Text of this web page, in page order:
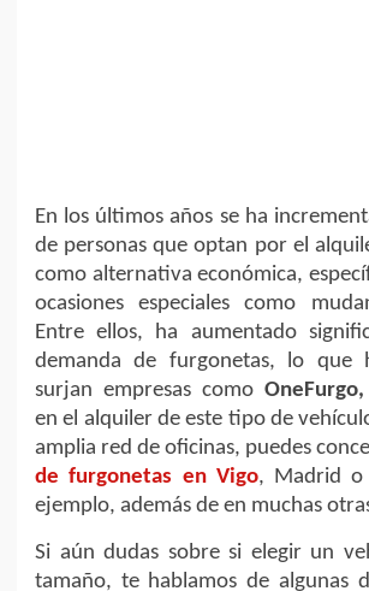
En los últimos años se ha
de personas que optan por el
como alternativa económica,
ocasiones especiales como
Entre ellos, ha aumentado
demanda de furgonetas, lo que
surjan empresas como OneFurgo,
en el alquiler de este tipo de
amplia red de oficinas, puedes
de furgonetas en Vigo, Madrid o
ejemplo, además de en muchas
Si aún dudas sobre si elegir un
tamaño, te hablamos de algunas